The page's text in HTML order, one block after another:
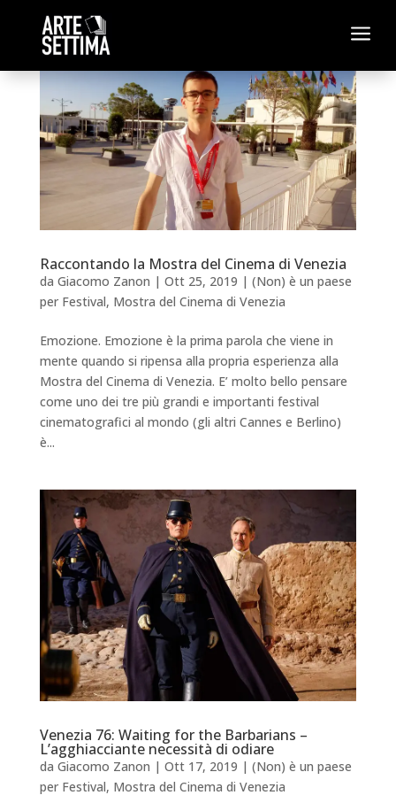
a
Raccontando la Mostra del Cinema di Venezia
da Giacomo Zanon | Ott 25, 2019 | (Non) è un paese
per Festival, Mostra del Cinema di Venezia
Emozione. Emozione è la prima parola che viene in
mente quando si ripensa alla propria esperienza alla
Mostra del Cinema di Venezia. E’ molto bello pensare
come uno dei tre più grandi e importanti festival
cinematografici al mondo (gli altri Cannes e Berlino)
è...
Venezia 76: Waiting for the Barbarians –
L’agghiacciante necessità di odiare
da Giacomo Zanon | Ott 17, 2019 | (Non) è un paese
per Festival, Mostra del Cinema di Venezia